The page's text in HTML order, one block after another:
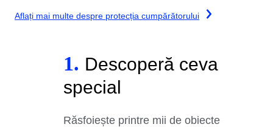
Aflați mai multe despre protecția cumpărătorului
1. Descoperă ceva
special
Răsfoiește printre mii de obiecte